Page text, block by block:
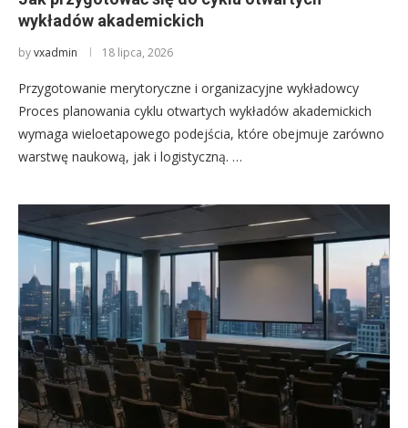
wykładów akademickich
byvxadmin 18 lipca, 2026
Przygotowanie merytoryczne i organizacyjne wykładowcy
Proces planowania cyklu otwartych wykładów akademickich
wymaga wieloetapowego podejścia, które obejmuje zarówno
warstwę naukową, jak i logistyczną. …